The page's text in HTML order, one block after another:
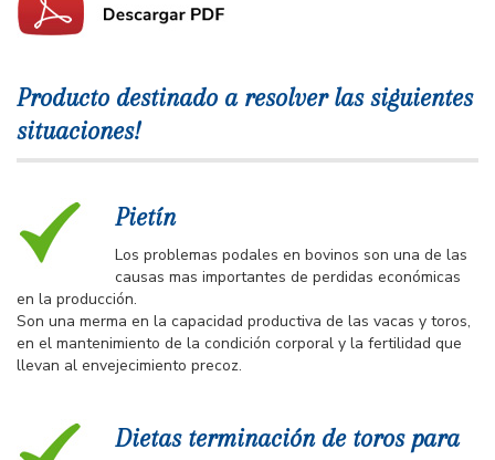
Producto destinado a resolver las siguientes
situaciones!
Pietín
Los problemas podales en bovinos son una de las
causas mas importantes de perdidas económicas
en la producción.
Son una merma en la capacidad productiva de las vacas y toros,
en el mantenimiento de la condición corporal y la fertilidad que
llevan al envejecimiento precoz.
Dietas terminación de toros para